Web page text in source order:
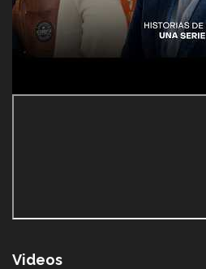
Videos